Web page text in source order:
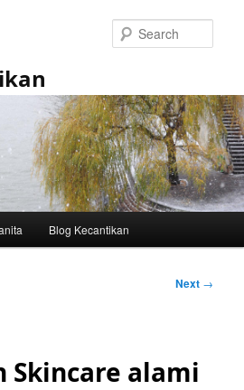
Blog Kecantikan
Next →
Skincare alami